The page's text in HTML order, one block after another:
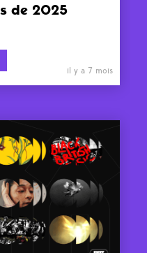
de 2025
il y a 7 mois